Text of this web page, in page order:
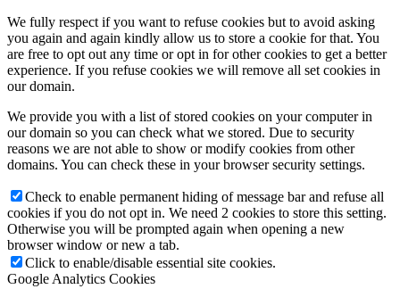
We fully respect if you want to refuse cookies but to avoid asking
you again and again kindly allow us to store a cookie for that. You
are free to opt out any time or opt in for other cookies to get a better
experience. If you refuse cookies we will remove all set cookies in
our domain.
We provide you with a list of stored cookies on your computer in
our domain so you can check what we stored. Due to security
reasons we are not able to show or modify cookies from other
domains. You can check these in your browser security settings.
Check to enable permanent hiding of message bar and refuse all
cookies if you do not opt in. We need 2 cookies to store this setting.
Otherwise you will be prompted again when opening a new
browser window or new a tab.
Click to enable/disable essential site cookies.
Google Analytics Cookies